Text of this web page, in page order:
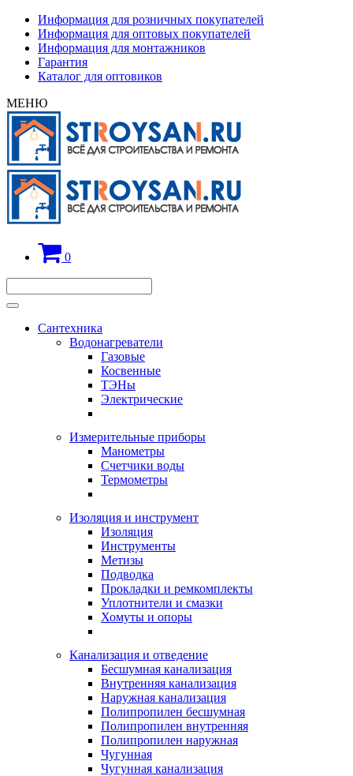
Информация для розничных покупателей
Информация для оптовых покупателей
Информация для монтажников
Гарантия
Каталог для оптовиков
МЕНЮ
0
Сантехника
Водонагреватели
Газовые
Косвенные
ТЭНы
Электрические
Измерительные приборы
Манометры
Счетчики воды
Термометры
Изоляция и инструмент
Изоляция
Инструменты
Метизы
Подводка
Прокладки и ремкомплекты
Уплотнители и смазки
Хомуты и опоры
Канализация и отведение
Бесшумная канализация
Внутренняя канализация
Наружная канализация
Полипропилен бесшумная
Полипропилен внутренняя
Полипропилен наружная
Чугунная
Чугунная канализация